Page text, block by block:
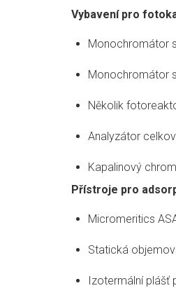
Vybavení pro
Monochromátor
Monochromátor
Několik
Analyzátor
Kapalinový
Přístroje pro
Micromeritics
Statická
Izotermální plášť